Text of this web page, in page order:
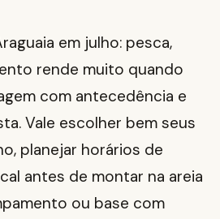
em julho: pesca,
rende muito quando
com antecedência e
Vale escolher bem seus
planejar horários de
antes de montar na areia
ou base com